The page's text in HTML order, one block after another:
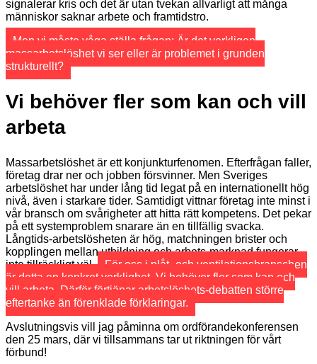
signalerar kris och det är utan tvekan allvarligt att många
människor saknar arbete och framtidstro.
Men vi måste våga ställa frågan: Är det verkligen
massarbetslöshet vi ser eller är problemet i grunden
strukturellt?
Vi behöver fler som kan och vill
arbeta
Massarbetslöshet är ett konjunkturfenomen. Efterfrågan faller,
företag drar ner och jobben försvinner. Men Sveriges
arbetslöshet har under lång tid legat på en internationellt hög
nivå, även i starkare tider. Samtidigt vittnar företag inte minst i
vår bransch om svårigheter att hitta rätt kompetens. Det pekar
på ett systemproblem snarare än en tillfällig svacka.
Långtids-arbetslösheten är hög, matchningen brister och
kopplingen mellan utbildning och arbets-marknad fungerar
inte tillräckligt väl.
För oss i plåt- och ventilationsbranschen
är detta en konkret verklighet. Vi behöver fler som kan och
vill arbeta. Därför förtjänar arbetslöshets-debatten större
eftertanke än förenklade förklaringar.
Avslutningsvis vill jag påminna om ordförandekonferensen
den 25 mars, där vi tillsammans tar ut riktningen för vårt
förbund!